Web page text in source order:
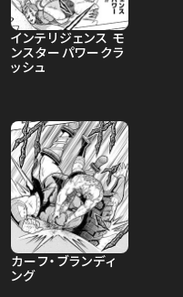
インテリジェンス モ
ンスターパワークラ
ッシュ
カーフ・ブランディ
ング